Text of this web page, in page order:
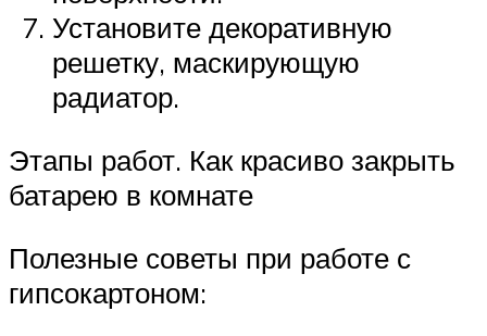
Установите декоративную
решетку, маскирующую
радиатор.
Этапы работ. Как красиво закрыть
батарею в комнате
Полезные советы при работе с
гипсокартоном: